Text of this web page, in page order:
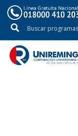
Inicio Áreas de Estudio